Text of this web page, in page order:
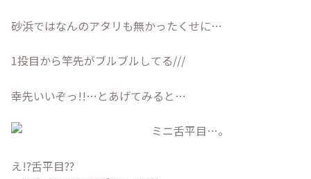
砂浜ではなんのアタリも無かったくせに…
1投目から竿先がブルブルしてる///
幸先いいぞっ!!…とあげてみると…
え!?舌平目??